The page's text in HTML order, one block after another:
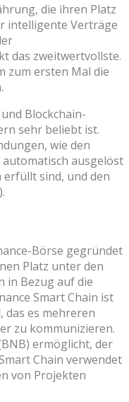
die ihren Platz
intelligente Verträge
das zweitwertvollste.
zum ersten Mal die
Blockchain-
sehr beliebt ist.
wie den
ausgelöst
sind, und den
Börse gegründet
Platz unter den
in Bezug auf die
Smart Chain ist
das es mehreren
zu kommunizieren.
ermöglicht, der
Chain verwendet
von Projekten